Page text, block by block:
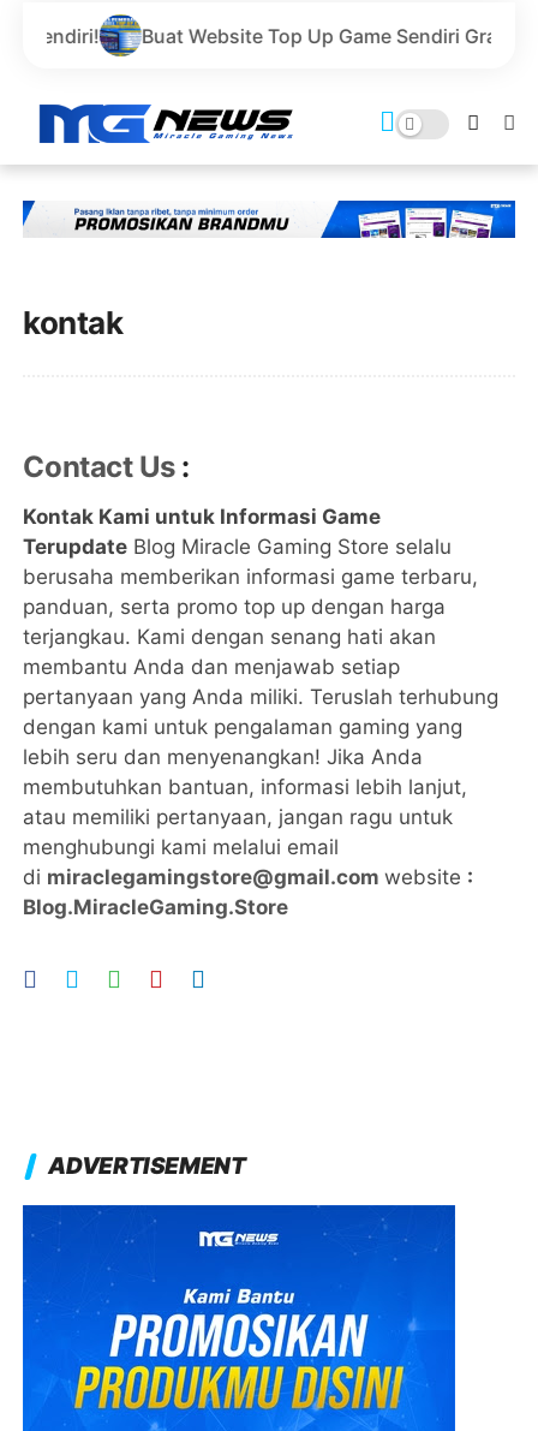
Buat Website Top Up Game Sendiri Gratis
kontak
Contact Us:
Kontak Kami untuk Informasi Game
Terupdate Blog Miracle Gaming Store selalu
berusaha memberikan informasi game terbaru,
panduan, serta promo top up dengan harga
terjangkau. Kami dengan senang hati akan
membantu Anda dan menjawab setiap
pertanyaan yang Anda miliki. Teruslah terhubung
dengan kami untuk pengalaman gaming yang
lebih seru dan menyenangkan! Jika Anda
membutuhkan bantuan, informasi lebih lanjut,
atau memiliki pertanyaan, jangan ragu untuk
menghubungi kami melalui email
di miraclegamingstore@gmail.com website :
Blog.MiracleGaming.Store
ADVERTISEMENT